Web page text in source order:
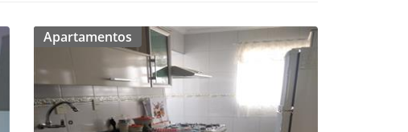
Apartamentos